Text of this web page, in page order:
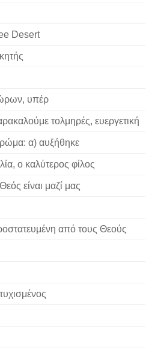
Desert
υπέρ
τολμηρές, ευεργετική
α) αυξήθηκε
ο καλύτερος φίλος
είναι μαζί μας
από τους Θεούς